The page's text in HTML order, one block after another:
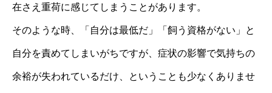
在さえ重荷に感じてしまうことがあります。
そのような時、「自分は最低だ」「飼う資格がない」と
自分を責めてしまいがちですが、症状の影響で気持ちの
余裕が失われているだけ、ということも少なくありませ